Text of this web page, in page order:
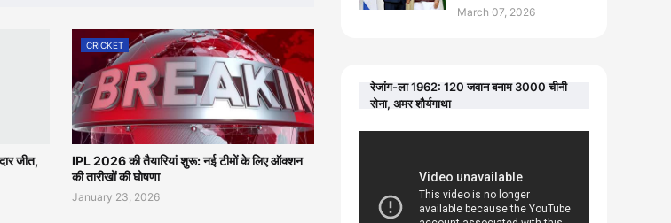
जीत,
CRICKET
IPL 2026 की तैयारियां शुरू: नई टीमों के लिए ऑक्शन
की तारीखों की घोषणा
January 23, 2026
March 07, 2026
रेजांग-ला 1962: 120 जवान बनाम 3000 चीनी
सेना, अमर शौर्यगाथा